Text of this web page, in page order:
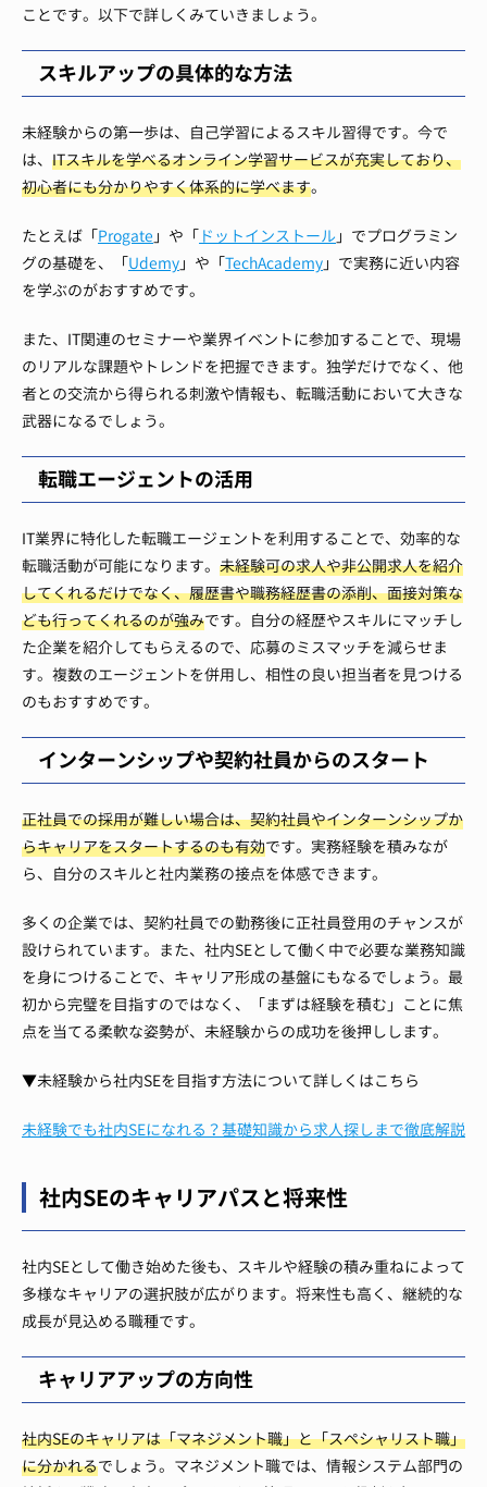
ことです。以下で詳しくみていきましょう。
スキルアップの具体的な方法
未経験からの第一歩は、自己学習によるスキル習得です。今で
は、 ITスキルを学べるオンライン学習サービスが充実しており、
初心者にも分かりやすく体系的に学べます。
たとえば「Progate 」や「 ドットインストール 」でプログラミン
グの基礎を、「Udemy 」や「TechAcademy 」で実務に近い内容
を学ぶのがおすすめです。
また、IT関連のセミナーや業界イベントに参加することで、現場
のリアルな課題やトレンドを把握できます。独学だけでなく、他
者との交流から得られる刺激や情報も、転職活動において大きな
武器になるでしょう。
転職エージェントの活用
IT業界に特化した転職エージェントを利用することで、効率的な
転職活動が可能になります。 未経験可の求人や非公開求人を紹介
してくれるだけでなく、履歴書や職務経歴書の添削、面接対策な
ども行ってくれるのが強みです。自分の経歴やスキルにマッチし
た企業を紹介してもらえるので、応募のミスマッチを減らせま
す。複数のエージェントを併用し、相性の良い担当者を見つける
のもおすすめです。
インターンシップや契約社員からのスタート
正社員での採用が難しい場合は、契約社員やインターンシップか
らキャリアをスタートするのも有効です。実務経験を積みなが
ら、自分のスキルと社内業務の接点を体感できます。
多くの企業では、契約社員での勤務後に正社員登用のチャンスが
設けられています。また、社内SEとして働く中で必要な業務知識
を身につけることで、キャリア形成の基盤にもなるでしょう。最
初から完璧を目指すのではなく、「まずは経験を積む」ことに焦
点を当てる柔軟な姿勢が、未経験からの成功を後押しします。
▼未経験から社内SEを目指す方法について詳しくはこちら
未経験でも社内SEになれる？基礎知識から求人探しまで徹底解説
社内SEのキャリアパスと将来性
社内SEとして働き始めた後も、スキルや経験の積み重ねによって
多様なキャリアの選択肢が広がります。将来性も高く、継続的な
成長が見込める職種です。
キャリアアップの方向性
社内SEのキャリアは「マネジメント職」と「スペシャリスト職」
に分かれるでしょう。マネジメント職では、情報システム部門の